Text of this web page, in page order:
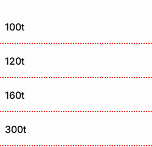
100t
120t
160t
300t